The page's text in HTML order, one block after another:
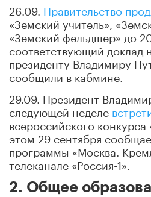
26.09. Правительство
«Земский учитель»,
«Земский фельдшер» до
соответствующий доклад
президенту Владимиру
сообщили в кабмине.
29.09. Президент
следующей неделе
всероссийского
этом 29 сентября
программы «Москва.
телеканале «Россия-1».
2. Общее